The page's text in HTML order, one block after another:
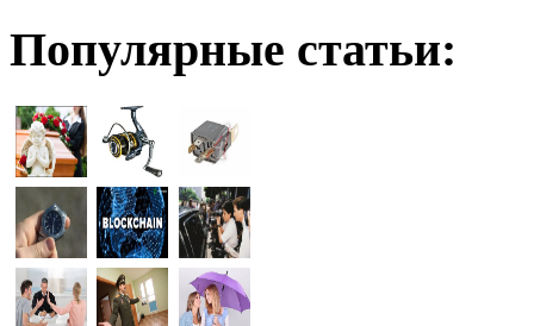
Популярные статьи: